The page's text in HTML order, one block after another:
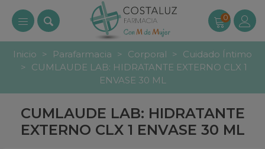
0
Inicio > Parafarmacia > Corporal >
Cuidado Íntimo
>
CUMLAUDE LAB: HIDRATANTE EXTERNO CLX 1
ENVASE 30 ML
CUMLAUDE LAB: HIDRATANTE
EXTERNO CLX 1 ENVASE 30 ML